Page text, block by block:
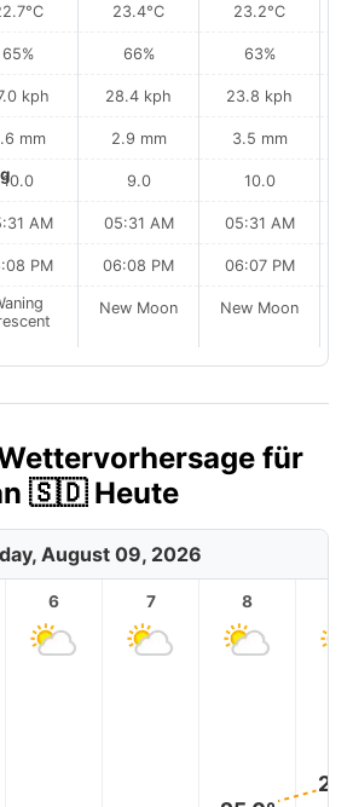
65%
kph
mm
10.0
AM
PM
23.4°C
66%
28.4 kph
2.9 mm
9.0
05:31 AM
06:08 PM
New Moon
23.2°C
63%
23.8 kph
3.5 mm
10.0
05:31 AM
06:07 PM
New Moon
für
🇸🇩 Heute
August 09, 2026
6 7 8